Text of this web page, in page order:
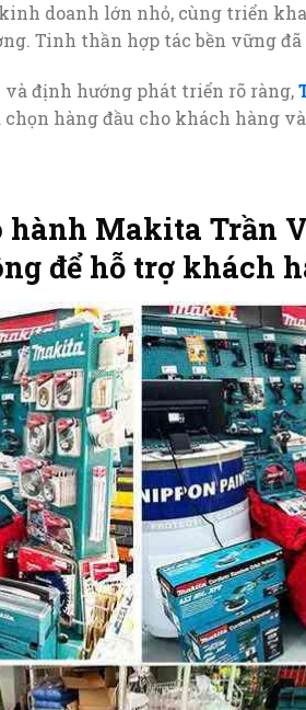
doanh lớn nhỏ, cùng triển
Tinh thần hợp tác bền vững
định hướng phát triển rõ ràng,
hàng đầu cho khách hàng
hành Makita Trần
để hỗ trợ khách